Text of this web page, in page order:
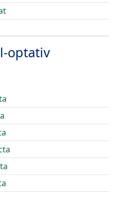
optativ